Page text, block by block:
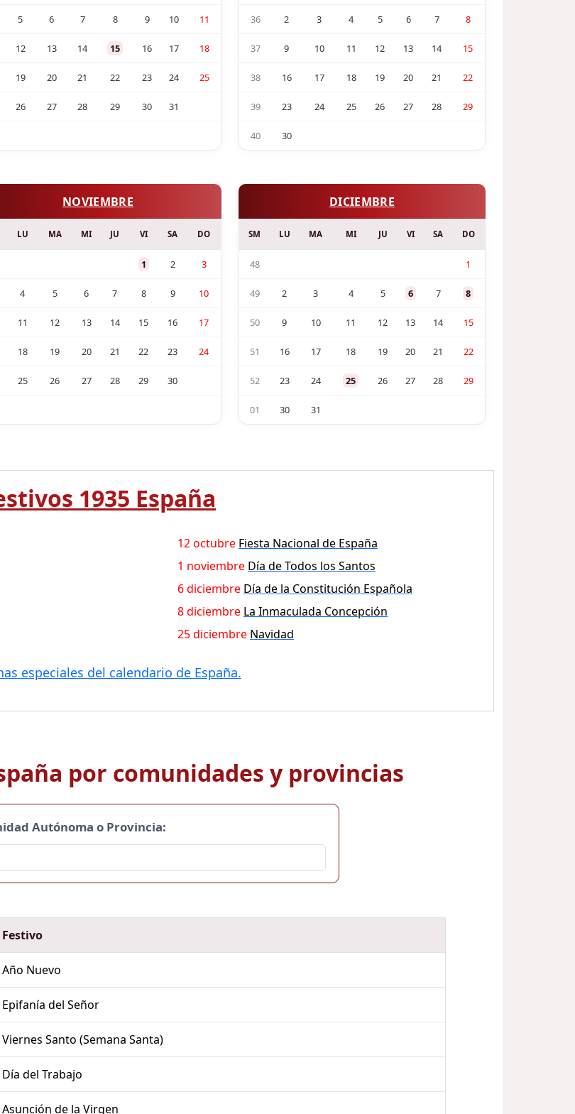
5 6 7 8 9 10 11
12 13 14 15 16 17 18
19 20 21 22 23 24 25
26 27 28 29 30 31
36 2 3 4 5 6 7 8
37 9 10 11 12 13 14 15
38 16 17 18 19 20 21 22
39 23 24 25 26 27 28 29
40 30
NOVIEMBRE
LU MA MI JU VI SA DO
1 2 3
4 5 6 7 8 9 10
11 12 13 14 15 16 17
18 19 20 21 22 23 24
25 26 27 28 29 30
DICIEMBRE
SM LU MA MI JU VI SA DO
48 1
49 2 3 4 5 6 7 8
50 9 10 11 12 13 14 15
51 16 17 18 19 20 21 22
52 23 24 25 26 27 28 29
01 30 31
1935 España
12 octubre Fiesta Nacional de España
1 noviembre Día de Todos los Santos
6 diciembre Día de la Constitución Española
8 diciembre La Inmaculada Concepción
25 diciembre Navidad
especiales del calendario de España.
por comunidades y provincias
Autónoma o Provincia:
Festivo
Año Nuevo
Epifanía del Señor
Viernes Santo (Semana Santa)
Día del Trabajo
Asunción de la Virgen